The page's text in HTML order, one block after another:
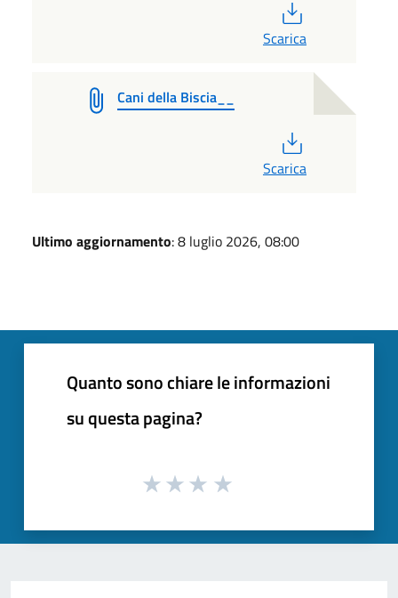
Scarica
Cani della Biscia__
Scarica
Ultimo aggiornamento: 8 luglio 2026, 08:00
Quanto sono chiare le informazioni
su questa pagina?